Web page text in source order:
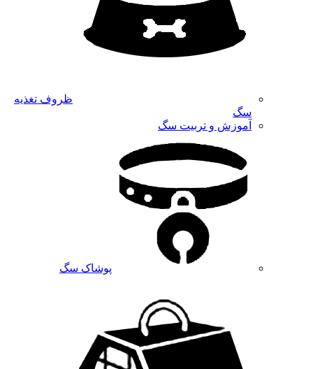
ظروف تغذیه
سگ
آموزش و تربیت سگ
پوشاک سگ